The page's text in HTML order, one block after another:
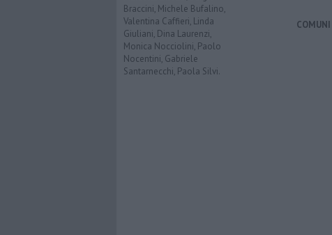
Braccini, Michele Bufalino,
Valentina Caffieri, Linda
Giuliani, Dina Laurenzi,
Monica Nocciolini, Paolo
Nocentini, Gabriele
Santarnecchi, Paola Silvi.
COMUNI